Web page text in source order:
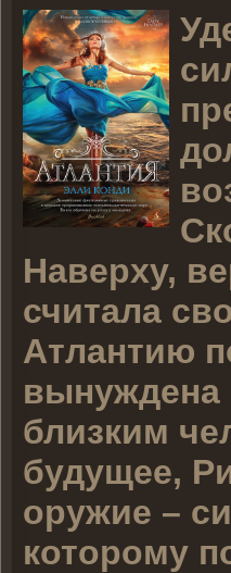
У
Наверху,
считала
Атлантию
вынуждена
близким
будущее,
оружие –
которому